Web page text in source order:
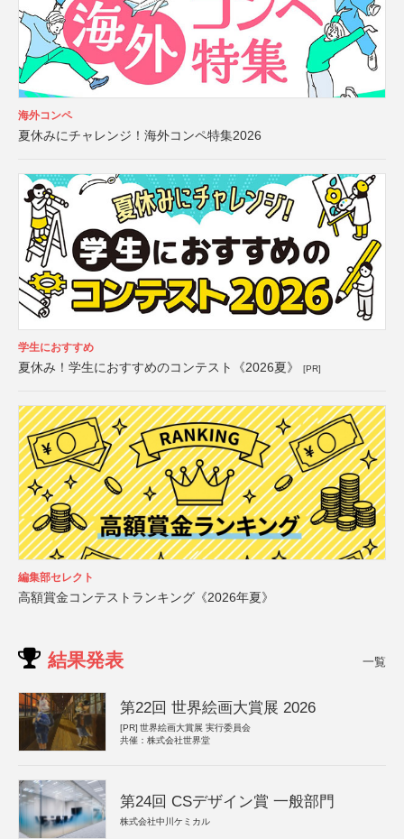
海外コンペ
夏休みにチャレンジ！海外コンペ特集2026
学生におすすめ
夏休み！学生におすすめのコンテスト《2026夏》 [PR]
編集部セレクト
高額賞金コンテストランキング《2026年夏》
結果発表 一覧
第22回 世界絵画大賞展 2026
[PR] 世界絵画大賞展 実行委員会
共催：株式会社世界堂
第24回 CSデザイン賞 一般部門
株式会社中川ケミカル